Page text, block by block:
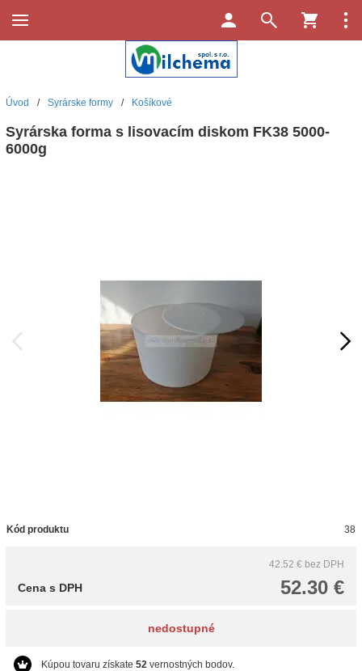
Úvod / Syrárske formy / Košíkové
Syrárska forma s lisovacím diskom FK38 5000-
6000g
Kód produktu 38
42.52 € bez DPH
52.30 €
Cena s DPH
nedostupné
Kúpou tovaru získate 52 vernostných bodov.